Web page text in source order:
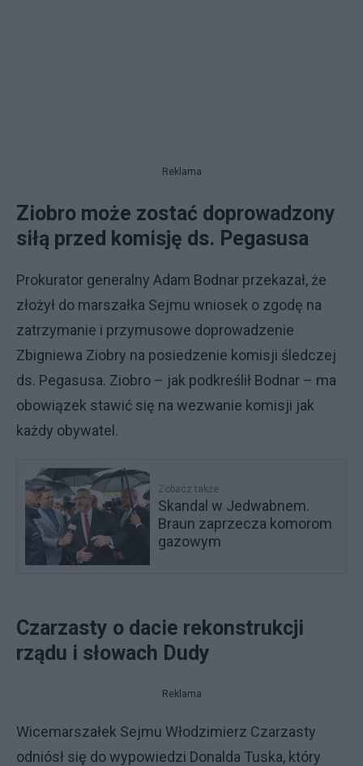
Reklama
Ziobro może zostać doprowadzony
siłą przed komisję ds. Pegasusa
Prokurator generalny Adam Bodnar przekazał, że
złożył do marszałka Sejmu wniosek o zgodę na
zatrzymanie i przymusowe doprowadzenie
Zbigniewa Ziobry na posiedzenie komisji śledczej
ds. Pegasusa. Ziobro – jak podkreślił Bodnar – ma
obowiązek stawić się na wezwanie komisji jak
każdy obywatel.
Zobacz także
Skandal w Jedwabnem.
Braun zaprzecza komorom
gazowym
Czarzasty o dacie rekonstrukcji
rządu i słowach Dudy
Reklama
Wicemarszałek Sejmu Włodzimierz Czarzasty
odniósł się do wypowiedzi Donalda Tuska, który